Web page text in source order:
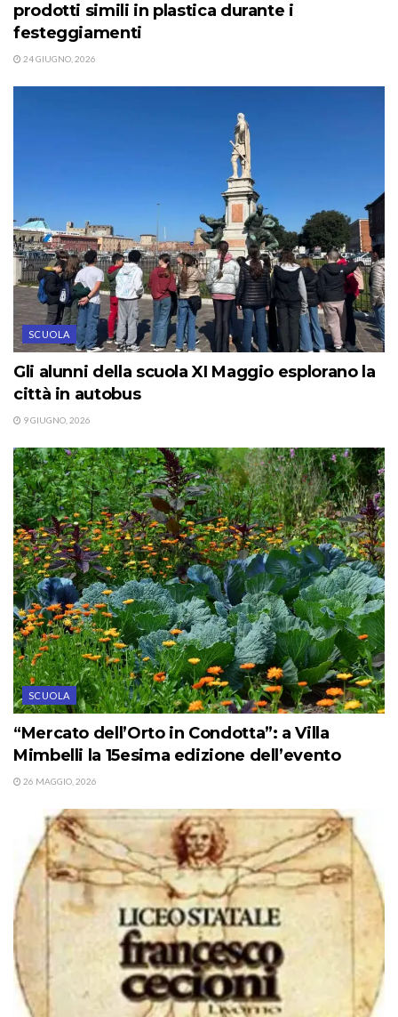
prodotti simili in plastica durante i
festeggiamenti
24 GIUGNO, 2026
SCUOLA
Gli alunni della scuola XI Maggio esplorano la
città in autobus
9 GIUGNO, 2026
SCUOLA
“Mercato dell’Orto in Condotta”: a Villa
Mimbelli la 15esima edizione dell’evento
26 MAGGIO, 2026